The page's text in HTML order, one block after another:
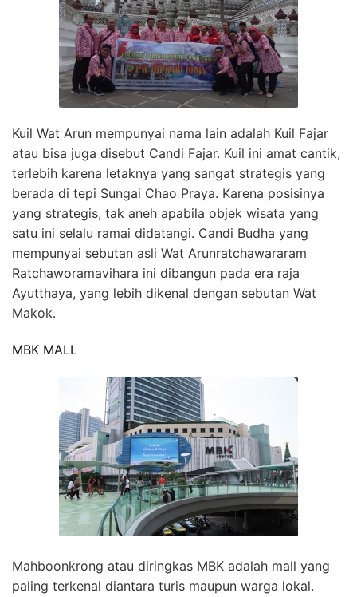
Kuil Wat Arun mempunyai nama lain adalah Kuil Fajar
atau bisa juga disebut Candi Fajar. Kuil ini amat cantik,
terlebih karena letaknya yang sangat strategis yang
berada di tepi Sungai Chao Praya. Karena posisinya
yang strategis, tak aneh apabila objek wisata yang
satu ini selalu ramai didatangi. Candi Budha yang
mempunyai sebutan asli Wat Arunratchawararam
Ratchaworamavihara ini dibangun pada era raja
Ayutthaya, yang lebih dikenal dengan sebutan Wat
Makok.
MBK MALL
Mahboonkrong atau diringkas MBK adalah mall yang
paling terkenal diantara turis maupun warga lokal.